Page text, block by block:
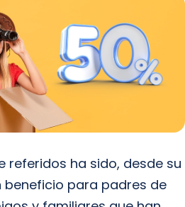
referidos ha sido, desde su
beneficio para padres de